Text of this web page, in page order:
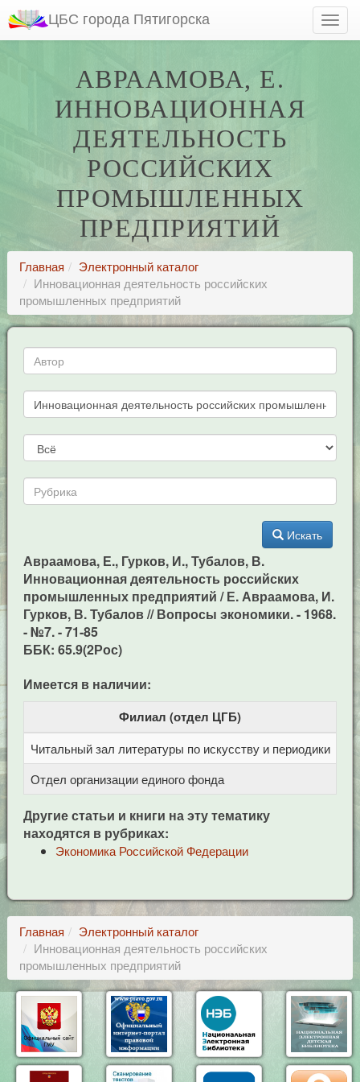
ЦБС города Пятигорска
АВРААМОВА, Е.
ИННОВАЦИОННАЯ
ДЕЯТЕЛЬНОСТЬ
РОССИЙСКИХ
ПРОМЫШЛЕННЫХ
ПРЕДПРИЯТИЙ
Главная
Электронный каталог
Инновационная деятельность российских
промышленных предприятий
Искать
Авраамова, Е., Гурков, И., Тубалов, В.
Инновационная деятельность российских
промышленных предприятий / Е. Авраамова, И.
Гурков, В. Тубалов // Вопросы экономики. - 1968.
- №7. - 71-85
ББК: 65.9(2Рос)
Имеется в наличии:
Филиал (отдел ЦГБ)
Читальный зал литературы по искусству и периодики
Отдел организации единого фонда
Другие статьи и книги на эту тематику
находятся в рубриках:
Экономика Российской Федерации
Главная
Электронный каталог
Инновационная деятельность российских
промышленных предприятий